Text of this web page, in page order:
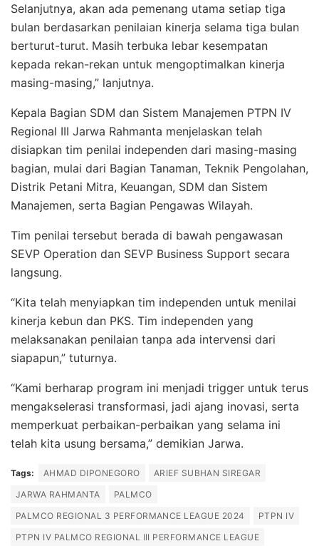
Selanjutnya, akan ada pemenang utama setiap tiga
bulan berdasarkan penilaian kinerja selama tiga bulan
berturut-turut. Masih terbuka lebar kesempatan
kepada rekan-rekan untuk mengoptimalkan kinerja
masing-masing,” lanjutnya.
Kepala Bagian SDM dan Sistem Manajemen PTPN IV
Regional III Jarwa Rahmanta menjelaskan telah
disiapkan tim penilai independen dari masing-masing
bagian, mulai dari Bagian Tanaman, Teknik Pengolahan,
Distrik Petani Mitra, Keuangan, SDM dan Sistem
Manajemen, serta Bagian Pengawas Wilayah.
Tim penilai tersebut berada di bawah pengawasan
SEVP Operation dan SEVP Business Support secara
langsung.
“Kita telah menyiapkan tim independen untuk menilai
kinerja kebun dan PKS. Tim independen yang
melaksanakan penilaian tanpa ada intervensi dari
siapapun,” tuturnya.
“Kami berharap program ini menjadi trigger untuk terus
mengakselerasi transformasi, jadi ajang inovasi, serta
memperkuat perbaikan-perbaikan yang selama ini
telah kita usung bersama,” demikian Jarwa.
Tags: AHMAD DIPONEGORO
ARIEF SUBHAN SIREGAR
JARWA RAHMANTA
PALMCO
PALMCO REGIONAL 3 PERFORMANCE LEAGUE 2024
PTPN IV
PTPN IV PALMCO REGIONAL III PERFORMANCE LEAGUE